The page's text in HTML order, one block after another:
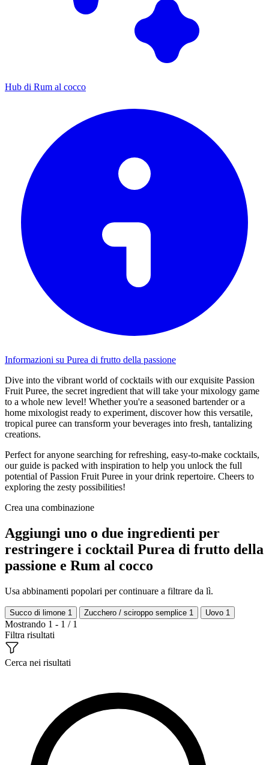
Hub di Rum al cocco
Informazioni su Purea di frutto della passione
Dive into the vibrant world of cocktails with our exquisite Passion
Fruit Puree, the secret ingredient that will take your mixology game
to a whole new level! Whether you're a seasoned bartender or a
home mixologist ready to experiment, discover how this versatile,
tropical puree can transform your beverages into fresh, tantalizing
creations.
Perfect for anyone searching for refreshing, easy-to-make cocktails,
our guide is packed with inspiration to help you unlock the full
potential of Passion Fruit Puree in your drink repertoire. Cheers to
exploring the zesty possibilities!
Crea una combinazione
Aggiungi uno o due ingredienti per
restringere i cocktail Purea di frutto della
passione e Rum al cocco
Usa abbinamenti popolari per continuare a filtrare da lì.
Succo di limone 1 Zucchero / sciroppo semplice 1 Uovo 1
Mostrando 1 - 1 / 1
Filtra risultati
Cerca nei risultati